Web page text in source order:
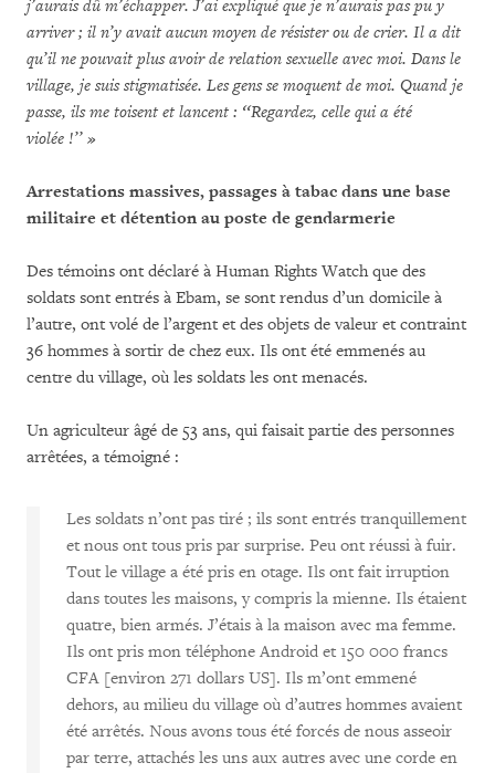
j’aurais dû m’échapper. J’ai expliqué que je n’aurais pas pu y
arriver ; il n’y avait aucun moyen de résister ou de crier. Il a dit
qu’il ne pouvait plus avoir de relation sexuelle avec moi. Dans le
village, je suis stigmatisée. Les gens se moquent de moi. Quand je
passe, ils me toisent et lancent : ‘‘Regardez, celle qui a été
violée !’’ »
Arrestations massives, passages à tabac dans une base
militaire et détention au poste de gendarmerie
Des témoins ont déclaré à Human Rights Watch que des
soldats sont entrés à Ebam, se sont rendus d’un domicile à
l’autre, ont volé de l’argent et des objets de valeur et contraint
36 hommes à sortir de chez eux. Ils ont été emmenés au
centre du village, où les soldats les ont menacés.
Un agriculteur âgé de 53 ans, qui faisait partie des personnes
arrêtées, a témoigné :
Les soldats n’ont pas tiré ; ils sont entrés tranquillement
et nous ont tous pris par surprise. Peu ont réussi à fuir.
Tout le village a été pris en otage. Ils ont fait irruption
dans toutes les maisons, y compris la mienne. Ils étaient
quatre, bien armés. J’étais à la maison avec ma femme.
Ils ont pris mon téléphone Android et 150 000 francs
CFA [environ 271 dollars US]. Ils m’ont emmené
dehors, au milieu du village où d’autres hommes avaient
été arrêtés. Nous avons tous été forcés de nous asseoir
par terre, attachés les uns aux autres avec une corde en